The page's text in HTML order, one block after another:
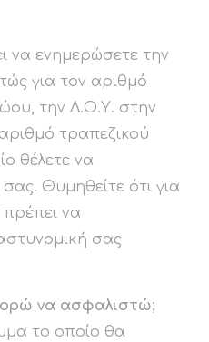
να ενημερώσετε την
για τον αριθμό
την Δ.Ο.Υ. στην
τραπεζικού
θέλετε να
Θυμηθείτε ότι για
πρέπει να
σας
να ασφαλιστώ;
το οποίο θα